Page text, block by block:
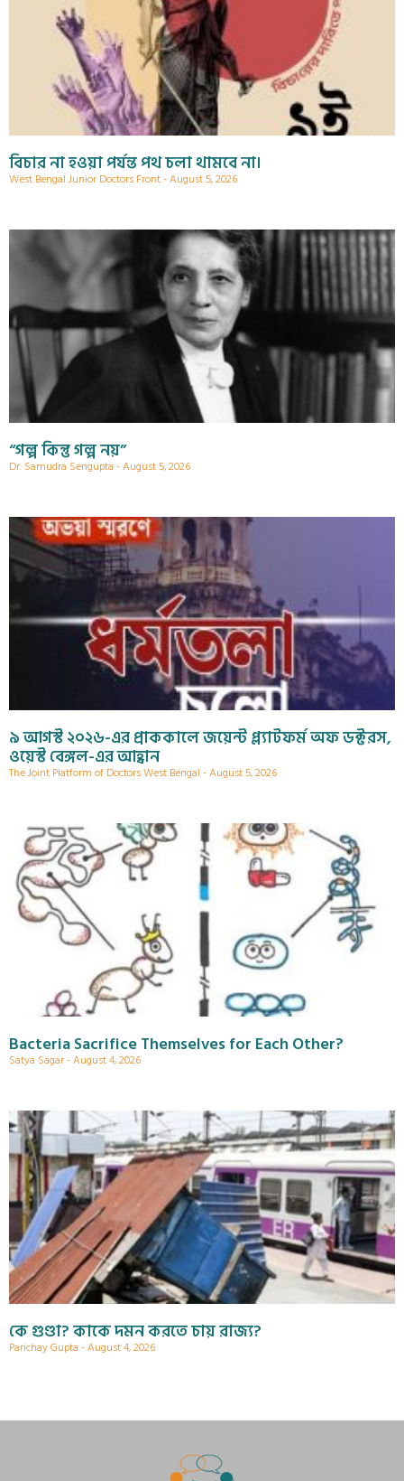
বিচার না হওয়া পর্যন্ত পথ চলা থামবে না।
West Bengal Junior Doctors Front August 5, 2026
“গল্প কিন্তু গল্প নয়”
Dr. Samudra Sengupta August 5, 2026
৯ আগস্ট ২০২৬-এর প্রাককালে জয়েন্ট প্ল্যাটফর্ম অফ ডক্টরস,
ওয়েস্ট বেঙ্গল-এর আহ্বান
The Joint Platform of Doctors West Bengal August 5, 2026
Bacteria Sacrifice Themselves for Each Other?
Satya Sagar August 4, 2026
কে গুণ্ডা? কাকে দমন করতে চায় রাজ্য?
Parichay Gupta August 4, 2026